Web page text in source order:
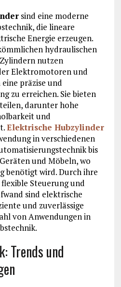
sind eine moderne
die lineare
Energie erzeugen.
hydraulischen
nutzen
Elektromotoren und
präzise und
zu erreichen. Sie bieten
darunter hohe
und
Elektrische Hubzylinder
in verschiedenen
bis
und Möbeln, wo
benötigt wird. Durch ihre
Steuerung und
sind elektrische
und zuverlässige
von Anwendungen in
Trends und